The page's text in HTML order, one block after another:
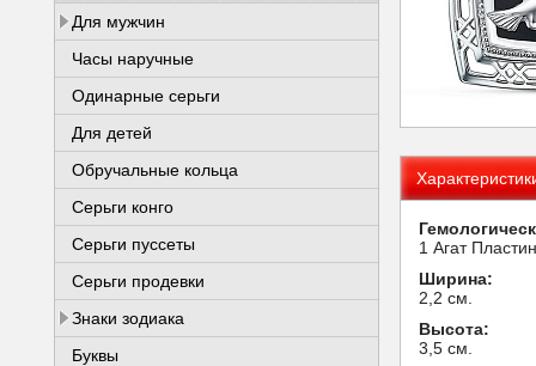
Для мужчин
Часы наручные
Одинарные серьги
Для детей
Обручальные кольца
Серьги конго
Серьги пуссеты
Серьги продевки
Знаки зодиака
Буквы
1 Агат
Ширина:
2,2 см.
Высота:
3,5 см.